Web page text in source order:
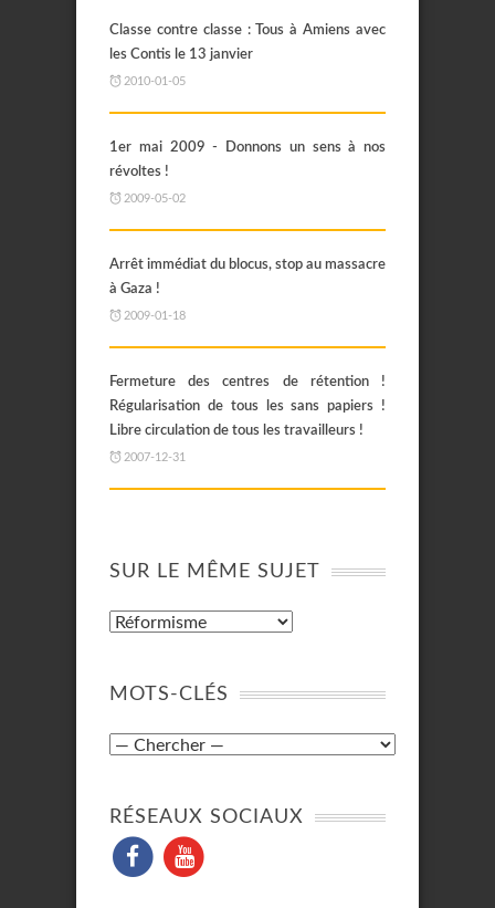
Classe contre classe : Tous à Amiens avec
les Contis le 13 janvier
2010-01-05
1er mai 2009 - Donnons un sens à nos
révoltes !
2009-05-02
Arrêt immédiat du blocus, stop au massacre
à Gaza !
2009-01-18
Fermeture des centres de rétention !
Régularisation de tous les sans papiers !
Libre circulation de tous les travailleurs !
2007-12-31
SUR LE MÊME SUJET
MOTS-CLÉS
RÉSEAUX SOCIAUX